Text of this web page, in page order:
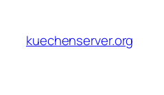
content
kuechenserver.org